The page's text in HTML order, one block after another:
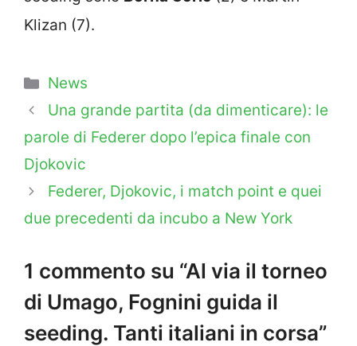
Klizan (7).
Categorie
News
Una grande partita (da dimenticare): le
parole di Federer dopo l’epica finale con
Djokovic
Federer, Djokovic, i match point e quei
due precedenti da incubo a New York
1 commento su “Al via il torneo
di Umago, Fognini guida il
seeding. Tanti italiani in corsa”